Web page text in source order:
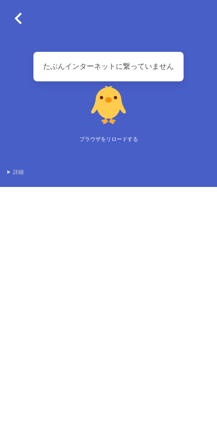
たぶんインターネットに繋っていません
ブラウザをリロードする
詳細